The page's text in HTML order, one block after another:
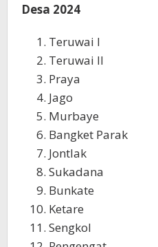
Desa 2024
Teruwai I
Teruwai II
Praya
Jago
Murbaye
Bangket Parak
Jontlak
Sukadana
Bunkate
Ketare
Sengkol